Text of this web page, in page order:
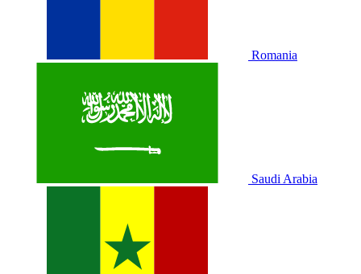
Romania
Saudi Arabia